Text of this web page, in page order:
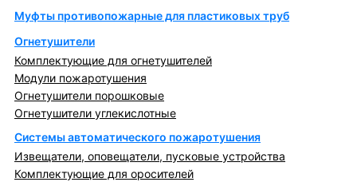
Муфты противопожарные для пластиковых труб
Огнетушители
Комплектующие для огнетушителей
Модули пожаротушения
Огнетушители порошковые
Огнетушители углекислотные
Системы автоматического пожаротушения
Извещатели, оповещатели, пусковые устройства
Комплектующие для оросителей